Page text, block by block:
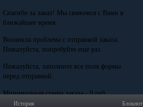
История Блокнот
Спасибо за заказ! Мы свяжемся с Вами в
ближайшее время
Возникла проблема с отправкой заказа.
Пожалуйста, попробуйте еще раз.
Пожалуйста, заполните все поля формы
перед отправкой.
Минимальная сумма заказа - 0 руб.